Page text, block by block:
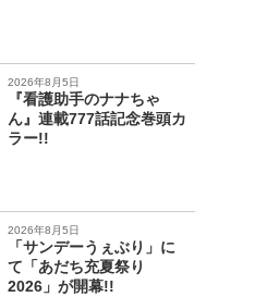
2026年8月5日
『看護助手のナナちゃ
ん』連載777話記念巻頭カ
ラー!!
2026年8月5日
「サンデーうぇぶり」に
て「あだち充夏祭り
2026」が開幕!!